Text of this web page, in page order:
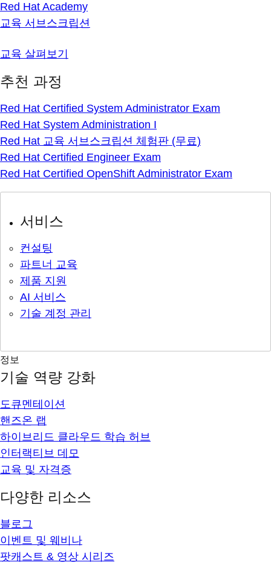
Red Hat Academy
교육 서브스크립션
교육 살펴보기
추천 과정
Red Hat Certified System Administrator Exam
Red Hat System Administration I
Red Hat 교육 서브스크립션 체험판 (무료)
Red Hat Certified Engineer Exam
Red Hat Certified OpenShift Administrator Exam
서비스
컨설팅
파트너 교육
제품 지원
AI 서비스
기술 계정 관리
정보
기술 역량 강화
도큐멘테이션
핸즈온 랩
하이브리드 클라우드 학습 허브
인터랙티브 데모
교육 및 자격증
다양한 리소스
블로그
이벤트 및 웨비나
팟캐스트 & 영상 시리즈